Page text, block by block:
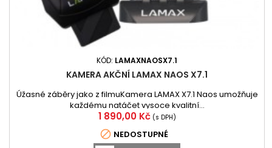
KÓD: LAMAXNAOSX7.1
KAMERA AKČNÍ LAMAX NAOS X7.1
Úžasné záběry jako z filmuKamera LAMAX X7.1 Naos umožňuje
každému natáčet vysoce kvalitní...
Cena
1 890,00 Kč (s DPH)
 NEDOSTUPNÉ